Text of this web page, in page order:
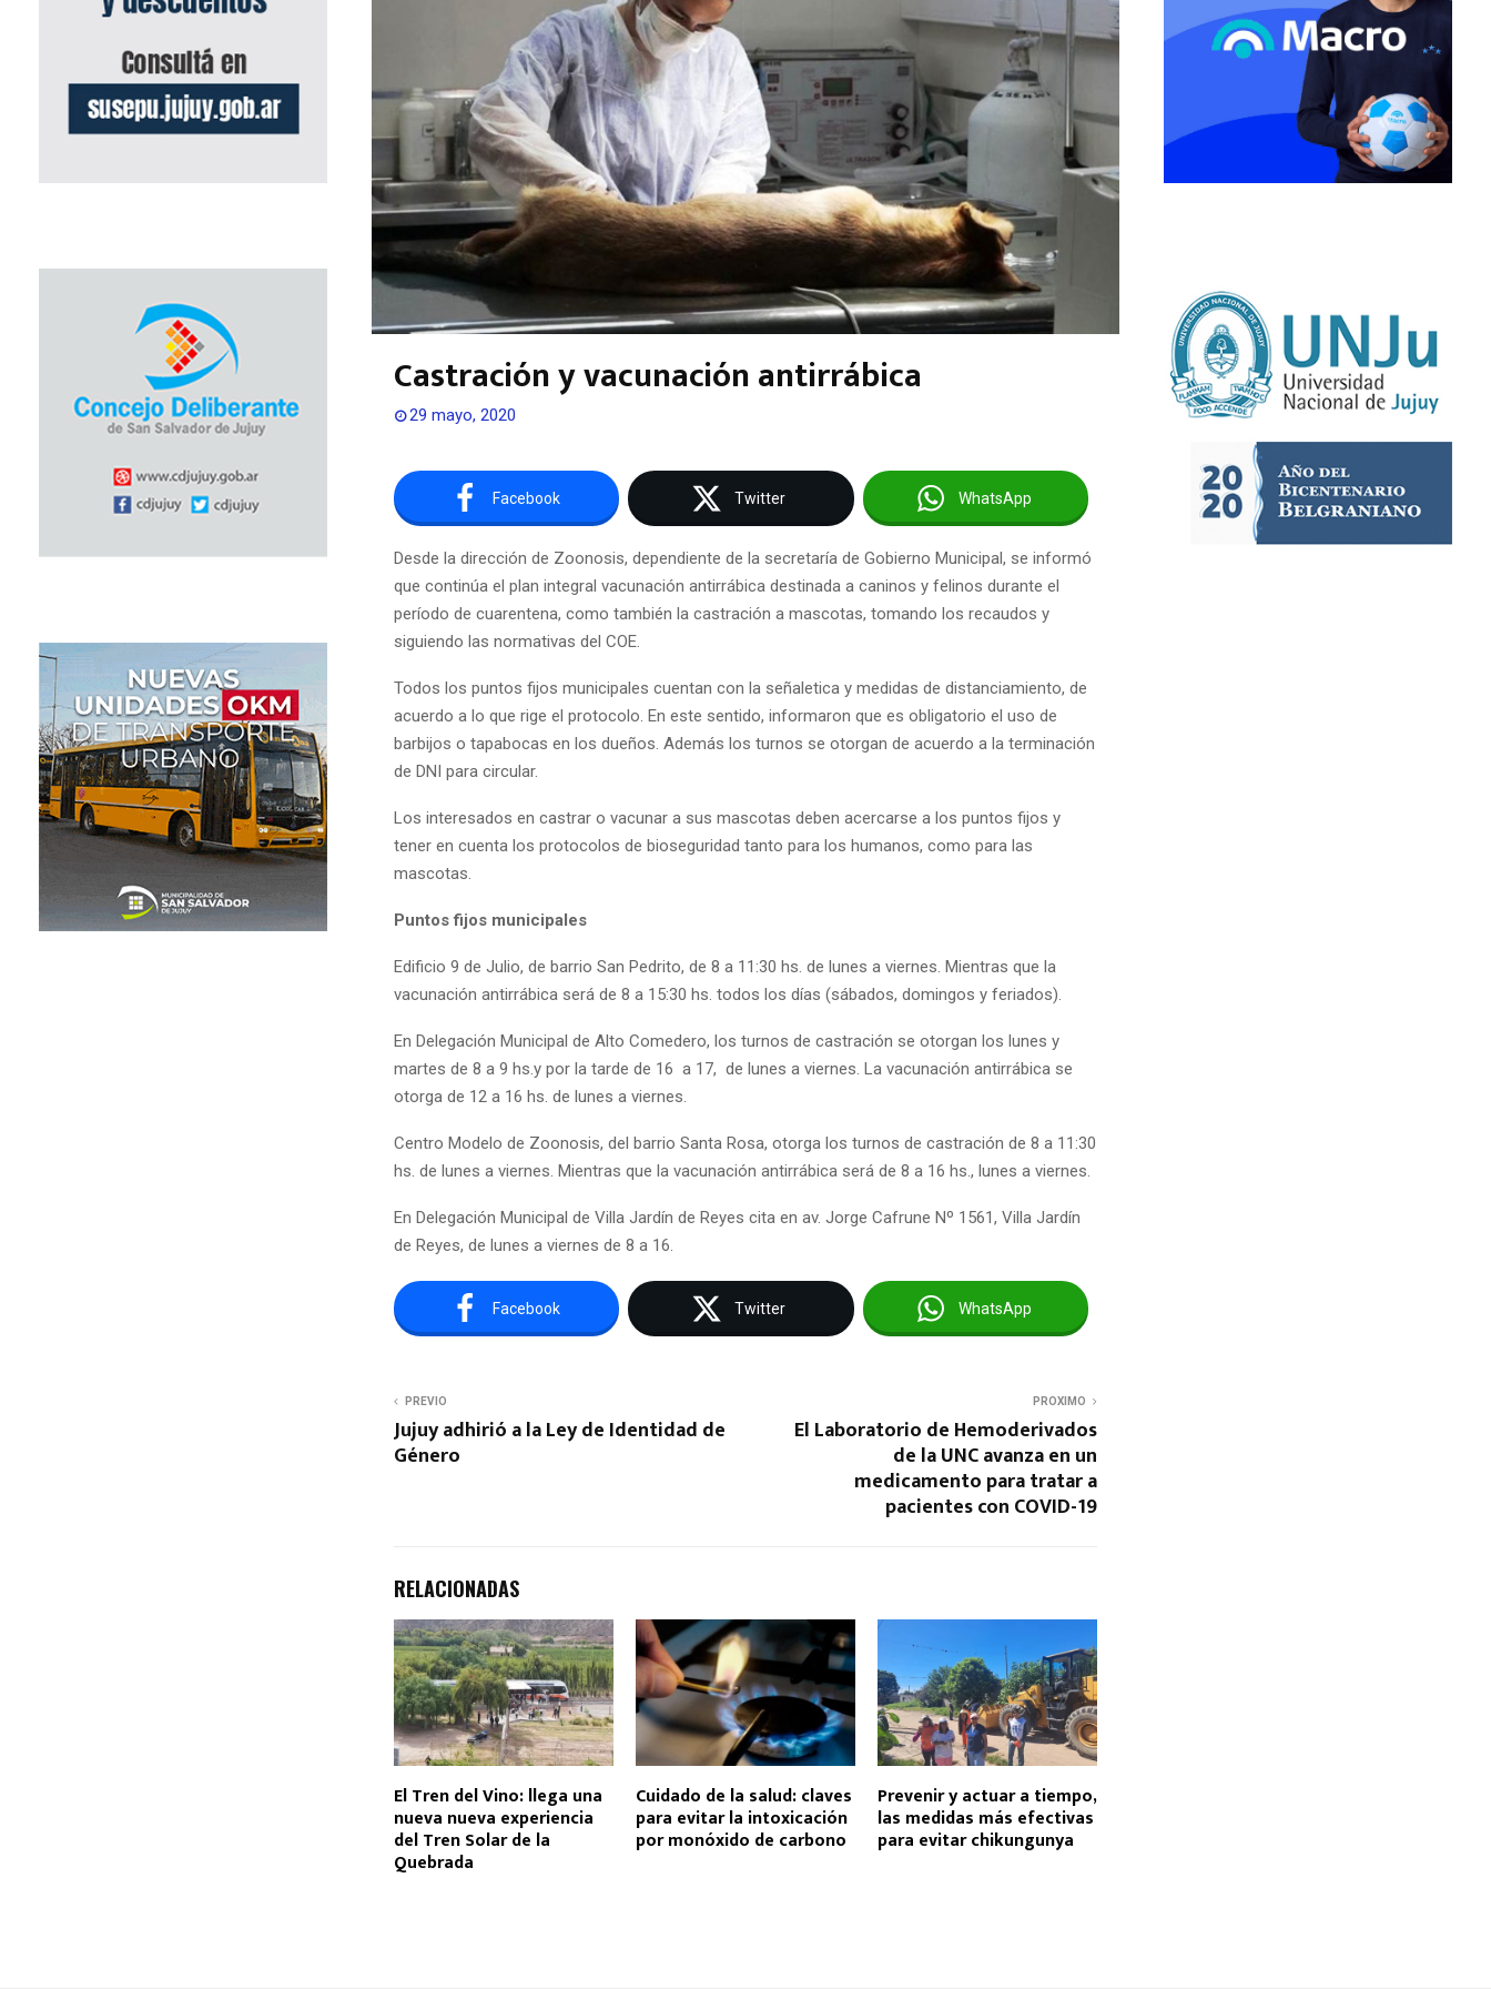
Castración y vacunación antirrábica
29 mayo, 2020
Facebook Twitter WhatsApp
Desde la dirección de Zoonosis, dependiente de la secretaría de Gobierno Municipal, se informó
que continúa el plan integral vacunación antirrábica destinada a caninos y felinos durante el
período de cuarentena, como también la castración a mascotas, tomando los recaudos y
siguiendo las normativas del COE.
Todos los puntos fijos municipales cuentan con la señaletica y medidas de distanciamiento, de
acuerdo a lo que rige el protocolo. En este sentido, informaron que es obligatorio el uso de
barbijos o tapabocas en los dueños. Además los turnos se otorgan de acuerdo a la terminación
de DNI para circular.
Los interesados en castrar o vacunar a sus mascotas deben acercarse a los puntos fijos y
tener en cuenta los protocolos de bioseguridad tanto para los humanos, como para las
mascotas.
Puntos fijos municipales
Edificio 9 de Julio, de barrio San Pedrito, de 8 a 11:30 hs. de lunes a viernes. Mientras que la
vacunación antirrábica será de 8 a 15:30 hs. todos los días (sábados, domingos y feriados).
En Delegación Municipal de Alto Comedero, los turnos de castración se otorgan los lunes y
martes de 8 a 9 hs.y por la tarde de 16 a 17, de lunes a viernes. La vacunación antirrábica se
otorga de 12 a 16 hs. de lunes a viernes.
Centro Modelo de Zoonosis, del barrio Santa Rosa, otorga los turnos de castración de 8 a 11:30
hs. de lunes a viernes. Mientras que la vacunación antirrábica será de 8 a 16 hs., lunes a viernes.
En Delegación Municipal de Villa Jardín de Reyes cita en av. Jorge Cafrune Nº 1561, Villa Jardín
de Reyes, de lunes a viernes de 8 a 16.
Facebook Twitter WhatsApp
PREVIO
Jujuy adhirió a la Ley de Identidad de
Género
PROXIMO
El Laboratorio de Hemoderivados
de la UNC avanza en un
medicamento para tratar a
pacientes con COVID-19
RELACIONADAS
El Tren del Vino: llega una
nueva nueva experiencia
del Tren Solar de la
Quebrada
Cuidado de la salud: claves
para evitar la intoxicación
por monóxido de carbono
Prevenir y actuar a tiempo,
las medidas más efectivas
para evitar chikungunya